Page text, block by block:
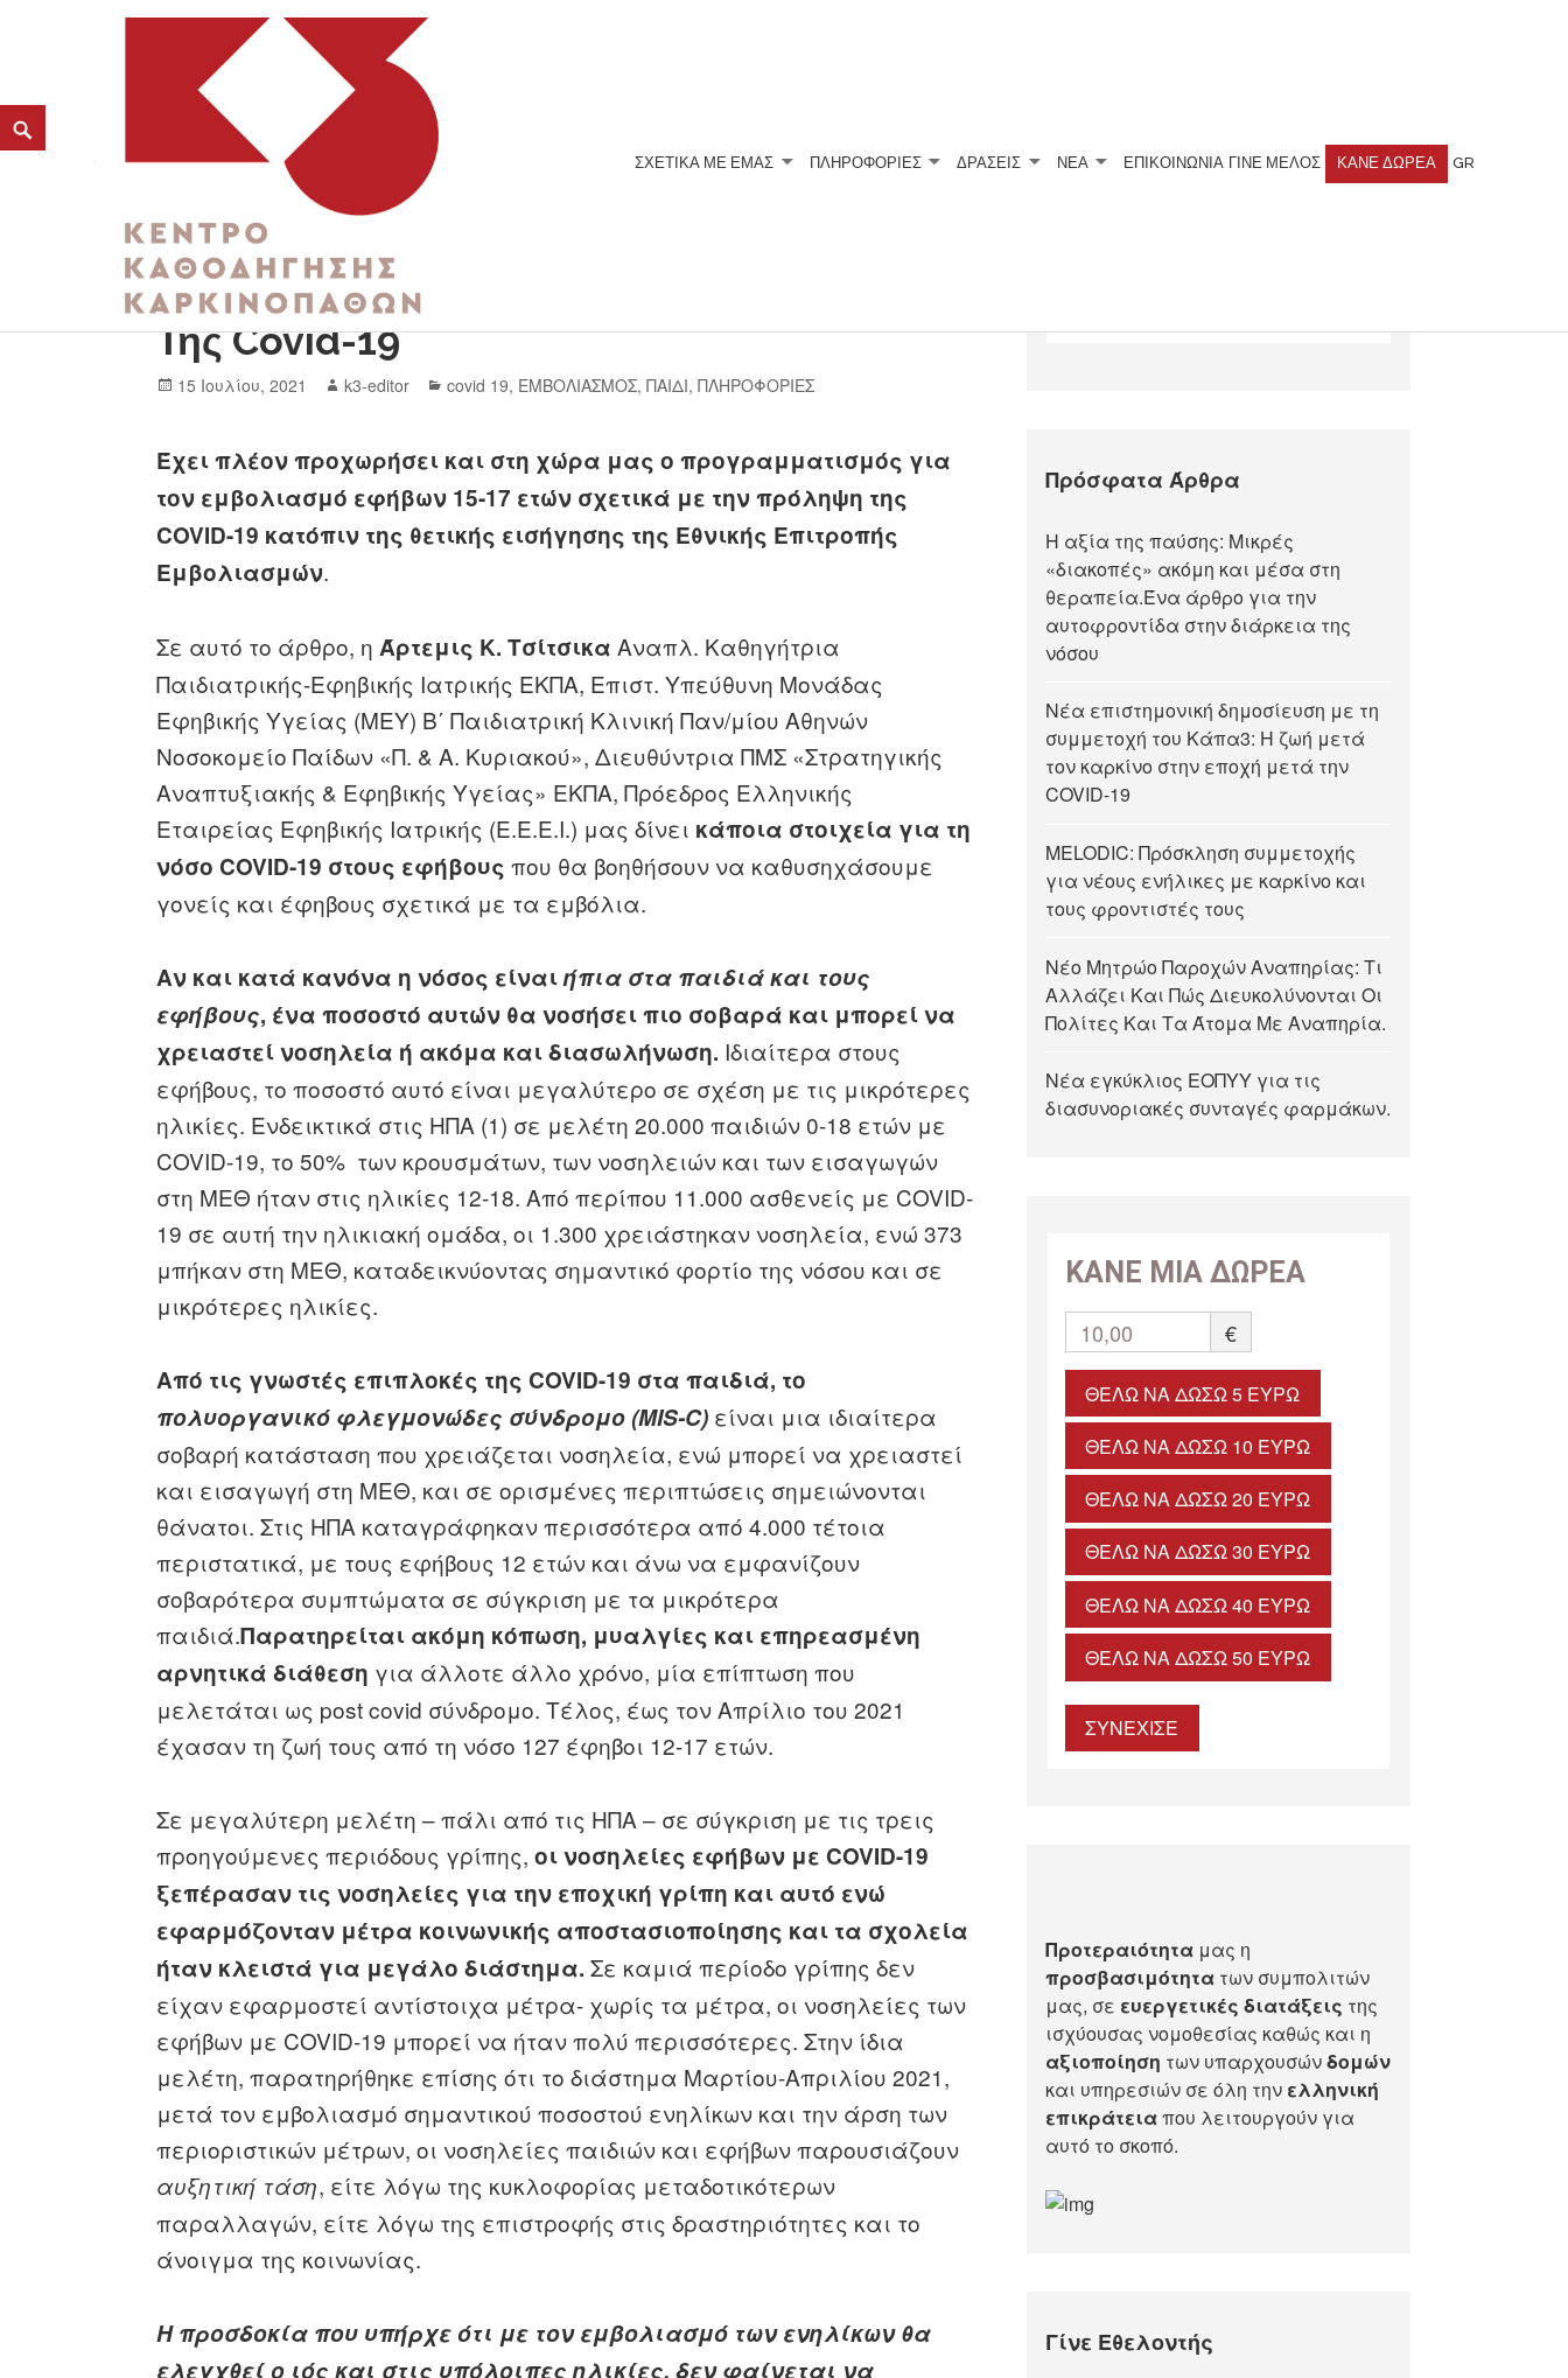
K3
ΚΕΝΤΡΟ ΚΑΘΟΔΗΓΗΣΗΣ ΚΑΡΚΙΝΟΠΑΘΩΝ
ΣΧΕΤΙΚΆ ΜΕ ΕΜΆΣ ΠΛΗΡΟΦΟΡΙΕΣ ΔΡΑΣΕΙΣ ΝΕΑ ΕΠΙΚΟΙΝΩΝΙΑ ΓΊΝΕ ΜΈΛΟΣ ΚΆΝΕ ΔΩΡΕΆ GR
Εμβολιασμοί Εφήβων Για Την Πρόληψη
Της Covid-19
15 Ιουλίου, 2021 k3-editor covid 19, ΕΜΒΟΛΙΑΣΜΟΣ,ΠΑΙΔΙ,ΠΛΗΡΟΦΟΡΙΕΣ
Έχει πλέον προχωρήσει και στη χώρα μας ο προγραμματισμός για
τον εμβολιασμό εφήβων 15-17 ετών σχετικά με την πρόληψη της
COVID-19 κατόπιν της θετικής εισήγησης της Εθνικής Επιτροπής
Εμβολιασμών.
Σε αυτό το άρθρο, η Άρτεμις Κ. ΤσίτσικαΑναπλ. Καθηγήτρια
Παιδιατρικής-Εφηβικής Ιατρικής ΕΚΠΑ, Επιστ. Υπεύθυνη Μονάδας
Εφηβικής Υγείας (ΜΕΥ) Β΄ Παιδιατρική Κλινική Παν/μίου Αθηνών
Νοσοκομείο Παίδων «Π. & Α. Κυριακού», Διευθύντρια ΠΜΣ «Στρατηγικής
Αναπτυξιακής & Εφηβικής Υγείας» ΕΚΠΑ, Πρόεδρος Ελληνικής
Εταιρείας Εφηβικής Ιατρικής (Ε.Ε.Ε.Ι.) μας δίνει κάποια στοιχεία για τη
νόσο COVID-19 στους εφήβους που θα βοηθήσουν να καθυσηχάσουμε
γονείς και έφηβους σχετικά με τα εμβόλια.
Αν και κατά κανόνα η νόσος είναιήπια στα παιδιά και τους
εφήβους, ένα ποσοστό αυτών θα νοσήσει πιο σοβαρά και μπορεί να
χρειαστεί νοσηλεία ή ακόμα και διασωλήνωση. Ιδιαίτερα στους
εφήβους, το ποσοστό αυτό είναι μεγαλύτερο σε σχέση με τις μικρότερες
ηλικίες. Ενδεικτικά στις ΗΠΑ (1) σε μελέτη 20.000 παιδιών 0-18 ετών με
COVID-19, το 50% των κρουσμάτων, των νοσηλειών και των εισαγωγών
στη ΜΕΘ ήταν στις ηλικίες 12-18. Από περίπου 11.000 ασθενείς με COVID-
19 σε αυτή την ηλικιακή ομάδα, οι 1.300 χρειάστηκαν νοσηλεία, ενώ 373
μπήκαν στη ΜΕΘ, καταδεικνύοντας σημαντικό φορτίο της νόσου και σε
μικρότερες ηλικίες.
Από τις γνωστές επιπλοκές της COVID-19 στα παιδιά, το
πολυοργανικό φλεγμονώδες σύνδρομο (MIS-C) είναι μια ιδιαίτερα
σοβαρή κατάσταση που χρειάζεται νοσηλεία, ενώ μπορεί να χρειαστεί
και εισαγωγή στη ΜΕΘ, και σε ορισμένες περιπτώσεις σημειώνονται
θάνατοι. Στις ΗΠΑ καταγράφηκαν περισσότερα από 4.000 τέτοια
περιστατικά, με τους εφήβους 12 ετών και άνω να εμφανίζουν
σοβαρότερα συμπτώματα σε σύγκριση με τα μικρότερα
παιδιά.Παρατηρείται ακόμη κόπωση, μυαλγίες και επηρεασμένη
αρνητικά διάθεση για άλλοτε άλλο χρόνο, μία επίπτωση που
μελετάται ως post covid σύνδρομο. Τέλος, έως τον Απρίλιο του 2021
έχασαν τη ζωή τους από τη νόσο 127 έφηβοι 12-17 ετών.
Σε μεγαλύτερη μελέτη – πάλι από τις ΗΠΑ – σε σύγκριση με τις τρεις
προηγούμενες περιόδους γρίπης,οι νοσηλείες εφήβων με COVID-19
ξεπέρασαν τις νοσηλείες για την εποχική γρίπη και αυτό ενώ
εφαρμόζονταν μέτρα κοινωνικής αποστασιοποίησης και τα σχολεία
ήταν κλειστά για μεγάλο διάστημα. Σε καμιά περίοδο γρίπης δεν
είχαν εφαρμοστεί αντίστοιχα μέτρα- χωρίς τα μέτρα, οι νοσηλείες των
εφήβων με COVID-19 μπορεί να ήταν πολύ περισσότερες. Στην ίδια
μελέτη, παρατηρήθηκε επίσης ότι το διάστημα Μαρτίου-Απριλίου 2021,
μετά τον εμβολιασμό σημαντικού ποσοστού ενηλίκων και την άρση των
περιοριστικών μέτρων, οι νοσηλείες παιδιών και εφήβων παρουσιάζουν
αυξητική τάση, είτε λόγω της κυκλοφορίας μεταδοτικότερων
παραλλαγών, είτε λόγω της επιστροφής στις δραστηριότητες και το
άνοιγμα της κοινωνίας.
Η προσδοκία που υπήρχε ότι με τον εμβολιασμό των ενηλίκων θα
ελεγχθεί ο ιός και στις υπόλοιπες ηλικίες, δεν φαίνεται να
Πρόσφατα Άρθρα
Η αξία της παύσης: Μικρές
«διακοπές» ακόμη και μέσα στη
θεραπεία.Ένα άρθρο για την
αυτοφροντίδα στην διάρκεια της
νόσου
Νέα επιστημονική δημοσίευση με τη
συμμετοχή του Κάπα3: Η ζωή μετά
τον καρκίνο στην εποχή μετά την
COVID-19
MELODIC: Πρόσκληση συμμετοχής
για νέους ενήλικες με καρκίνο και
τους φροντιστές τους
Νέο Μητρώο Παροχών Αναπηρίας: Τι
Αλλάζει Και Πώς Διευκολύνονται Οι
Πολίτες Και Τα Άτομα Με Αναπηρία.
Νέα εγκύκλιος ΕΟΠΥΥ για τις
διασυνοριακές συνταγές φαρμάκων.
ΚΑΝΕ ΜΙΑ ΔΩΡΕΑ
10,00 €
ΘΈΛΩ ΝΑ ΔΏΣΩ 5 ΕΥΡΏ
ΘΈΛΩ ΝΑ ΔΏΣΩ 10 ΕΥΡΏ
ΘΈΛΩ ΝΑ ΔΏΣΩ 20 ΕΥΡΏ
ΘΈΛΩ ΝΑ ΔΏΣΩ 30 ΕΥΡΏ
ΘΈΛΩ ΝΑ ΔΏΣΩ 40 ΕΥΡΏ
ΘΈΛΩ ΝΑ ΔΏΣΩ 50 ΕΥΡΏ
ΣΥΝΕΧΙΣΕ
Προτεραιότητα μας η
προσβασιμότητα των συμπολιτών
μας, σε ευεργετικές διατάξεις της
ισχύουσας νομοθεσίας καθώς και η
αξιοποίηση των υπαρχουσώνδομών
και υπηρεσιών σε όλη την ελληνική
επικράτειαπου λειτουργούν για
αυτό το σκοπό.​
Γίνε Εθελοντής